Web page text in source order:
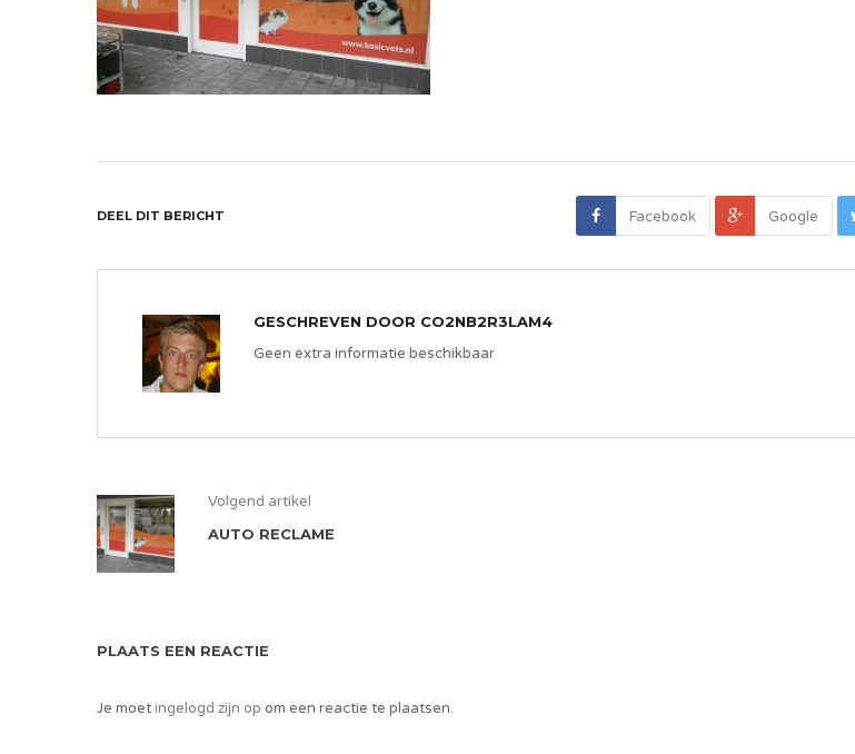
DEEL DIT BERICHT Google
Facebook
GESCHREVEN DOOR CO2NB2R3LAM4
Geen extra informatie beschikbaar
Volgend artikel
AUTO RECLAME
PLAATS EEN REACTIE
Je moetingelogd zijn op om een reactie te plaatsen.